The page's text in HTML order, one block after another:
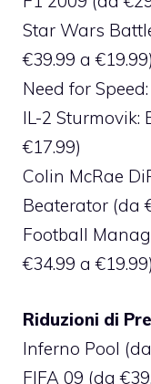
Star Wars
€39.99 a €19.99)
Need for
IL-2 Sturmovik:
€17.99)
Colin McRae
Beaterator (da
Football
€34.99 a €19.99)
Riduzioni di
Inferno Pool
FIFA 09 (da